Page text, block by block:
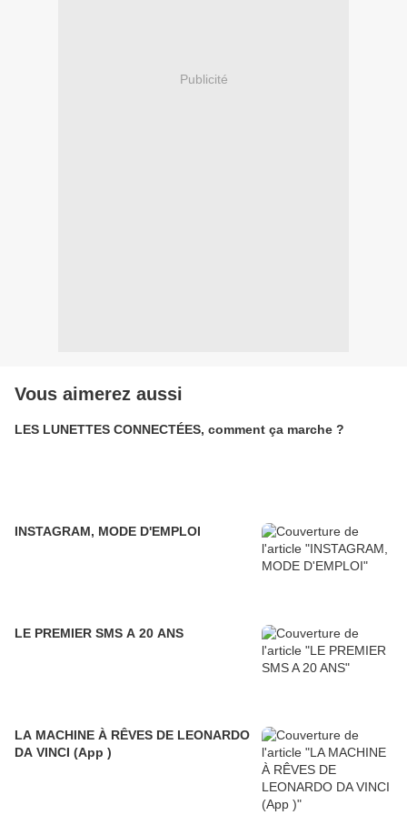
Publicité
Vous aimerez aussi
LES LUNETTES CONNECTÉES, comment ça marche ?
INSTAGRAM, MODE D'EMPLOI
LE PREMIER SMS A 20 ANS
LA MACHINE À RÊVES DE LEONARDO
DA VINCI (App )